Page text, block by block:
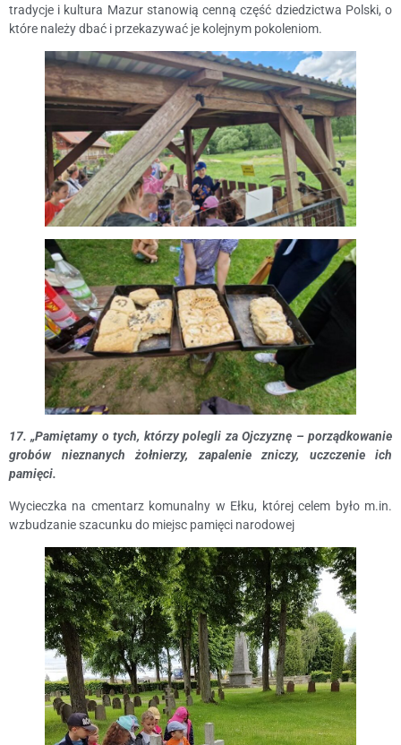
tradycje i kultura Mazur stanowią cenną część dziedzictwa Polski, o
które należy dbać i przekazywać je kolejnym pokoleniom.
17. „Pamiętamy o tych, którzy polegli za Ojczyznę – porządkowanie
grobów nieznanych żołnierzy, zapalenie zniczy, uczczenie
ich
pamięci.
Wycieczka na cmentarz komunalny w Ełku, której celem było m.in.
wzbudzanie szacunku do miejsc pamięci narodowej